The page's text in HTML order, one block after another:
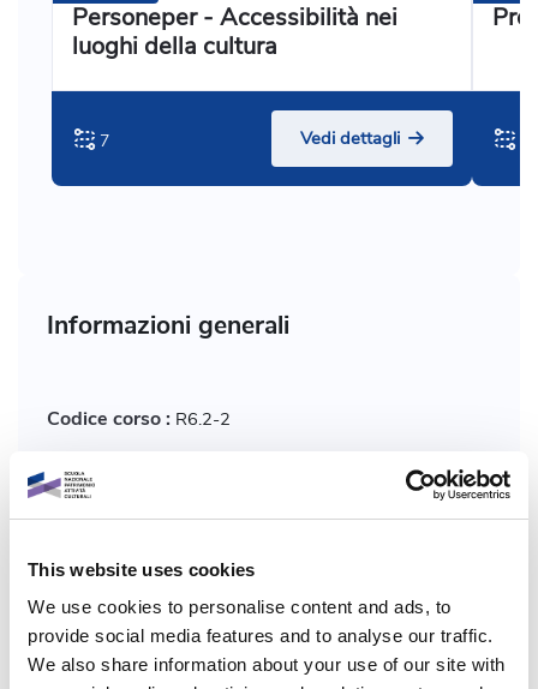
This website uses cookies
We use cookies to personalise content and ads, to
provide social media features and to analyse our traffic.
We also share information about your use of our site with
Personeper - Accessibilità nei
luoghi della cultura
7 Vedi dettagli
Informazioni generali
Codice corso : R6.2-2
Chi:Spanò Antonia, Fassi Francesco, Della Torre
Formato corso:Video
Programma:Dicolab